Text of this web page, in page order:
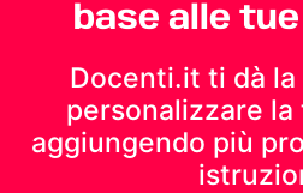
base alle
Docenti.it ti dà
personalizzare la
aggiungendo più